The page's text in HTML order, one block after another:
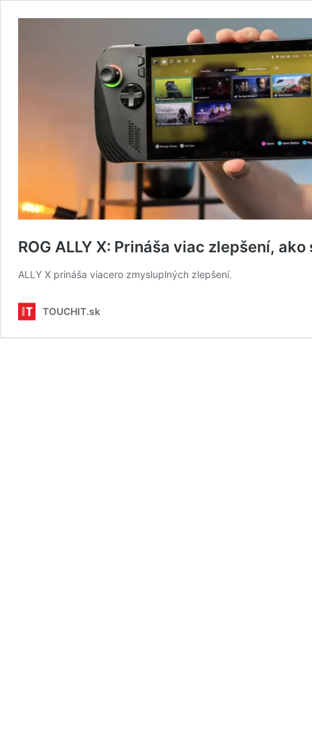
ROG ALLY X: Prináša viac zlepšení,
ALLY X prináša viacero zmysluplných zlepšení.
TOUCHIT.sk